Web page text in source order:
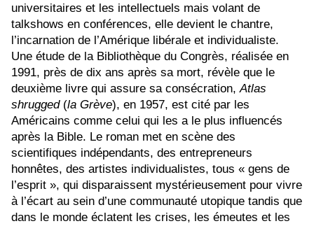
universitaires et les intellectuels mais volant de
talkshows en conférences, elle devient le chantre,
l’incarnation de l’Amérique libérale et individualiste.
Une étude de la Bibliothèque du Congrès, réalisée en
1991, près de dix ans après sa mort, révèle que le
deuxième livre qui assure sa consécration,Atlas
shrugged(la Grève), en 1957, est cité par les
Américains comme celui qui les a le plus influencés
après la Bible. Le roman met en scène des
scientifiques indépendants, des entrepreneurs
honnêtes, des artistes individualistes, tous « gens de
l’esprit », qui disparaissent mystérieusement pour vivre
à l’écart au sein d’une communauté utopique tandis que
dans le monde éclatent les crises, les émeutes et les